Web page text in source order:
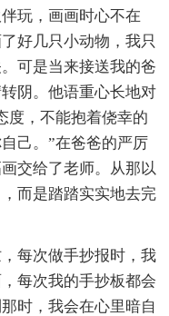
玩，画画时心不在
好几只小动物，我只
可是当来接送我的爸
阴。他语重心长地对
度，不能抱着侥幸的
己。”在爸爸的严厉
交给了老师。从那以
而是踏踏实实地去完
每次做手抄报时，我
每次我的手抄板都会
时，我会在心里暗自